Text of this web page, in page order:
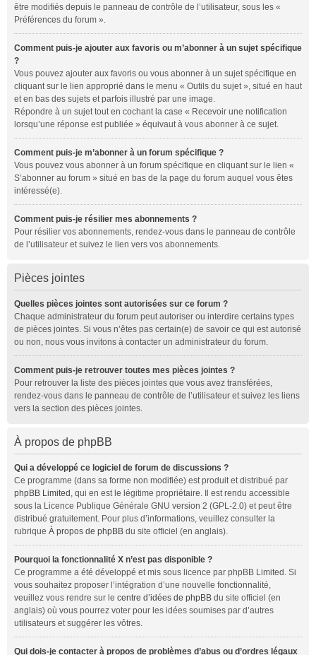
être modifiés depuis le panneau de contrôle de l’utilisateur, sous les «
Préférences du forum ».
Comment puis-je ajouter aux favoris ou m’abonner à un sujet spécifique
?
Vous pouvez ajouter aux favoris ou vous abonner à un sujet spécifique en
cliquant sur le lien approprié dans le menu « Outils du sujet », situé en haut
et en bas des sujets et parfois illustré par une image.
Répondre à un sujet tout en cochant la case « Recevoir une notification
lorsqu’une réponse est publiée » équivaut à vous abonner à ce sujet.
Comment puis-je m’abonner à un forum spécifique ?
Vous pouvez vous abonner à un forum spécifique en cliquant sur le lien «
S’abonner au forum » situé en bas de la page du forum auquel vous êtes
intéressé(e).
Comment puis-je résilier mes abonnements ?
Pour résilier vos abonnements, rendez-vous dans le panneau de contrôle
de l’utilisateur et suivez le lien vers vos abonnements.
Pièces jointes
Quelles pièces jointes sont autorisées sur ce forum ?
Chaque administrateur du forum peut autoriser ou interdire certains types
de pièces jointes. Si vous n’êtes pas certain(e) de savoir ce qui est autorisé
ou non, nous vous invitons à contacter un administrateur du forum.
Comment puis-je retrouver toutes mes pièces jointes ?
Pour retrouver la liste des pièces jointes que vous avez transférées,
rendez-vous dans le panneau de contrôle de l’utilisateur et suivez les liens
vers la section des pièces jointes.
À propos de phpBB
Qui a développé ce logiciel de forum de discussions ?
Ce programme (dans sa forme non modifiée) est produit et distribué par
phpBB Limited , qui en est le légitime propriétaire. Il est rendu accessible
sous la Licence Publique Générale GNU version 2 (GPL-2.0) et peut être
distribué gratuitement. Pour plus d’informations, veuillez consulter la
rubrique À propos de phpBB du site officiel (en anglais).
Pourquoi la fonctionnalité X n’est pas disponible ?
Ce programme a été développé et mis sous licence par phpBB Limited. Si
vous souhaitez proposer l’intégration d’une nouvelle fonctionnalité,
veuillez vous rendre sur le centre d’idées de phpBB du site officiel (en
anglais) où vous pourrez voter pour les idées soumises par d’autres
utilisateurs et suggérer les vôtres.
Qui dois-je contacter à propos de problèmes d’abus ou d’ordres légaux